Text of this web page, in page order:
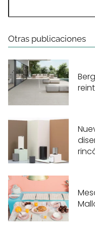
Otras publicaciones